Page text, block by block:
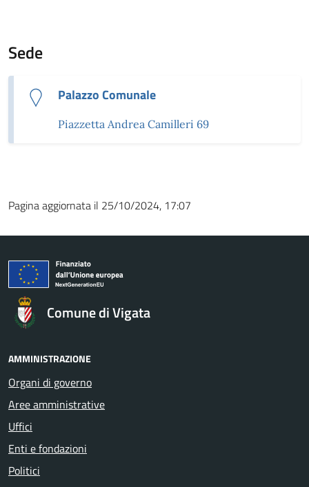
Sede
Palazzo Comunale
Piazzetta Andrea Camilleri 69
Pagina aggiornata il 25/10/2024, 17:07
Comune di Vigata
AMMINISTRAZIONE
Organi di governo
Aree amministrative
Uffici
Enti e fondazioni
Politici